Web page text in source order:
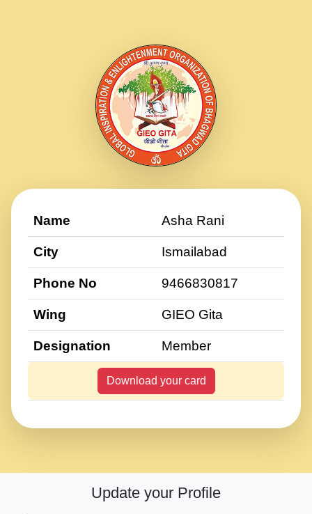
Name Asha Rani
City Ismailabad
Phone No 9466830817
Wing GIEO Gita
Designation Member
Download your card
Update your Profile